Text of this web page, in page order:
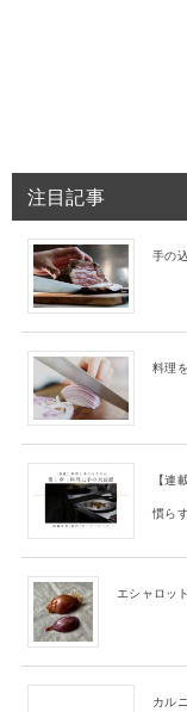
注目記事
手の
料理
【連
慣ら
エシャロッ
カル